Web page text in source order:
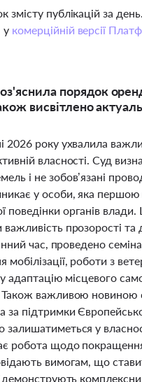
публікацій за
у комерційній версії
порядок
висвітлено
2026 року ухвалила
власності. Суд
і не зобов’язані
у особи, яка першою
органів
прозорості та
час, проведено
роботи з
адаптацію місцевого
важливою новиною
за підтримки
у
робота щодо
вимогам, що
демонструють